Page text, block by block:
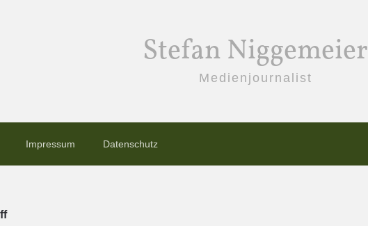
Stefan Niggemeier
Medienjournalist
Impressum Datenschutz